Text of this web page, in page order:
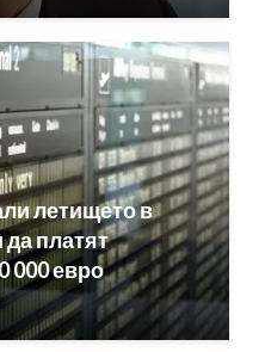
летището в
платят
000 евро